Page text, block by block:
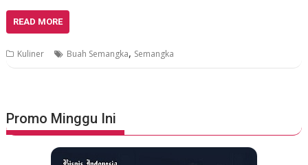
READ MORE
Kuliner Buah Semangka, Semangka
Promo Minggu Ini